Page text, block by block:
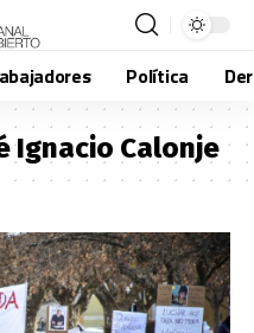
Política
Ignacio Calonje